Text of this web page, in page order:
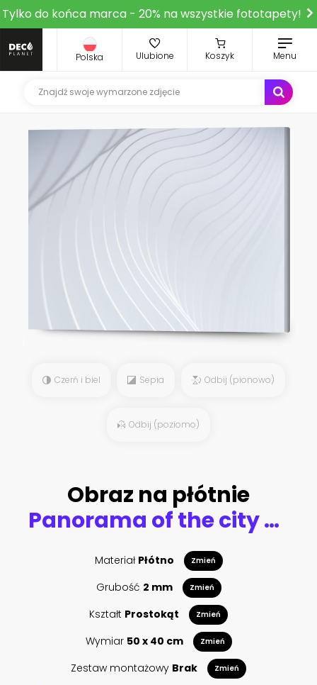
Tylko do końca marca - 20% na wszystkie fototapety!
Polska Ulubione Koszyk Menu
Czerń i biel Sepia Odbij (pionowo)
Odbij (poziomo)
Obraz na płótnie
Panorama of the city of Buenos Aires. Aerial panorama of the square near Congreso at sunny day. Argentina
Materiał Płótno Zmień
Grubość 2 mm Zmień
Kształt Prostokąt Zmień
Wymiar 50 x 40 cm Zmień
Zestaw montażowy Brak Zmień